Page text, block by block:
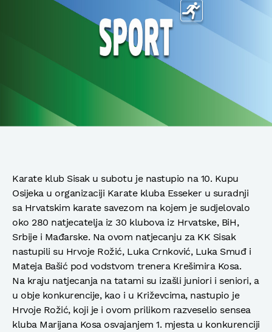
Karate klub Sisak u subotu je nastupio na 10. Kupu
Osijeka u organizaciji Karate kluba Esseker u suradnji
sa Hrvatskim karate savezom na kojem je sudjelovalo
oko 280 natjecatelja iz 30 klubova iz Hrvatske, BiH,
Srbije i Mađarske. Na ovom natjecanju za KK Sisak
nastupili su Hrvoje Rožić, Luka Crnković, Luka Smuđ i
Mateja Bašić pod vodstvom trenera Krešimira Kosa.
Na kraju natjecanja na tatami su izašli juniori i seniori, a
u obje konkurencije, kao i u Križevcima, nastupio je
Hrvoje Rožić, koji je i ovom prilikom razveselio sensea
kluba Marijana Kosa osvajanjem 1. mjesta u konkurenciji